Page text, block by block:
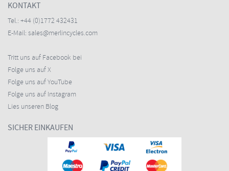
KONTAKT
Tel.: +44 (0)1772 432431
E-Mail: sales@merlincycles.com
Tritt uns auf Facebook bei
Folge uns auf X
Folge uns auf YouTube
Folge uns auf Instagram
Lies unseren Blog
SICHER EINKAUFEN